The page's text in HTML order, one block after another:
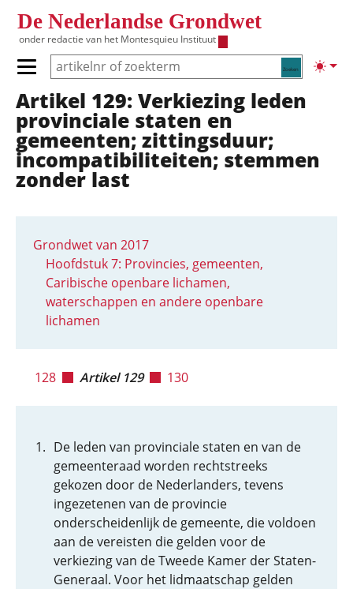
De Nederlandse Grondwet
onder redactie van het Montesquieu Instituut
Zoeken
Primair menu tonen/verbergen
Hoofdnavigatie
Artikel 129: Verkiezing leden
provinciale staten en
gemeenten; zittingsduur;
incompa­ti­bili­tei­ten; stemmen
zonder last
Grondwet van 2017
Hoofdstuk 7: Provincies, gemeenten,
Caribische openbare lichamen,
waterschappen en andere openbare
lichamen
128 Artikel 129 130
De leden van provinciale staten en van de
gemeenteraad worden rechtstreeks
gekozen door de Nederlanders, tevens
ingezetenen van de provincie
onderscheidenlijk de gemeente, die voldoen
aan de vereisten die gelden voor de
verkiezing van de Tweede Kamer der Staten-
Generaal. Voor het lidmaatschap gelden